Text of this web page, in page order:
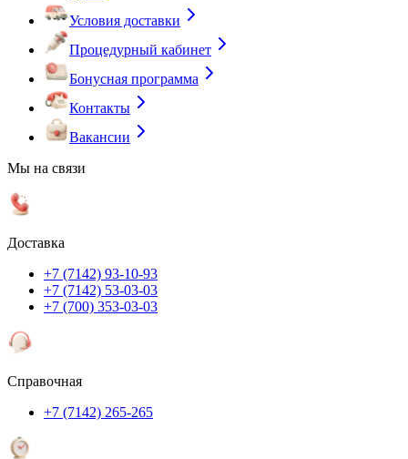
Условия доставки
Процедурный кабинет
Бонусная программа
Контакты
Вакансии
Мы на связи
Доставка
+7 (7142) 93-10-93
+7 (7142) 53-03-03
+7 (700) 353-03-03
Справочная
+7 (7142) 265-265